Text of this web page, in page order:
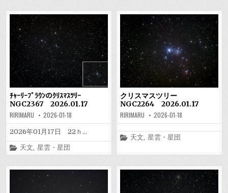
ﾁｬｰﾘｰﾌﾞﾗｳﾝのｸﾘｽﾏｽﾂﾘｰ
NGC2367 2026.01.17
RIRIMARU 2026-01-18
2026年01月17日 22ｈ…
Posted
in
天文,星雲・星団
クリスマスツリー
NGC2264 2026.01.17
RIRIMARU 2026-01-18
Posted
in
天文,星雲・星団